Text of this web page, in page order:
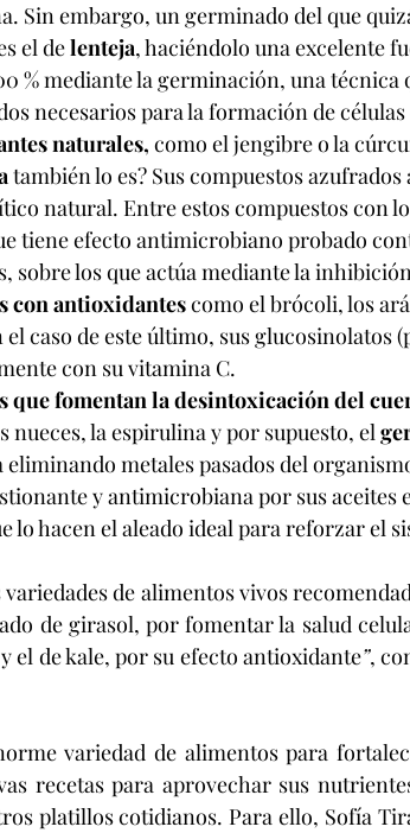
Sin embargo, un germinado del que
el de lenteja, haciéndolo una excelente
% mediante la germinación, una técnica
necesarios para la formación de
naturales, como el jengibre o la
también lo es? Sus compuestos
natural. Entre estos compuestos con
tiene efecto antimicrobiano probado
sobre los que actúa mediante la
con antioxidantes como el brócoli, los
el caso de este último, sus glucosinolatos
con su vitamina C.
que fomentan la desintoxicación del
nueces, la espirulina y por supuesto, el
eliminando metales pasados del
y antimicrobiana por sus aceites
lo hacen el aleado ideal para reforzar el
de girasol, por fomentar la salud
el de kale, por su efecto antioxidante”,
recetas para aprovechar sus
platillos cotidianos. Para ello, Sofía